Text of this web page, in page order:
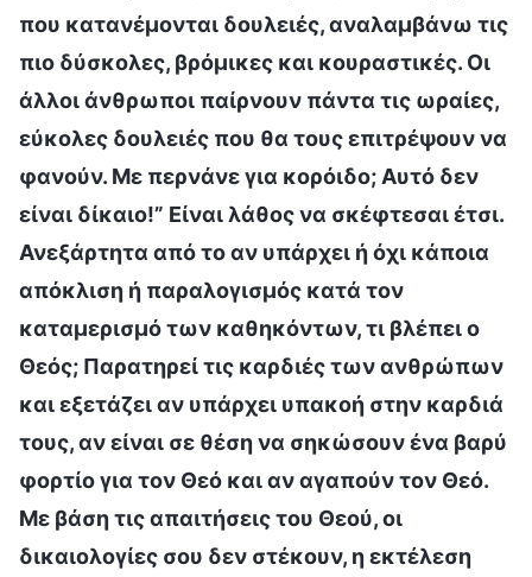
που κατανέμονται δουλειές, αναλαμβάνω τις
πιο δύσκολες, βρόμικες και κουραστικές. Οι
άλλοι άνθρωποι παίρνουν πάντα τις ωραίες,
εύκολες δουλειές που θα τους επιτρέψουν να
φανούν. Με περνάνε για κορόιδο; Αυτό δεν
είναι δίκαιο!” Είναι λάθος να σκέφτεσαι έτσι.
Ανεξάρτητα από το αν υπάρχει ή όχι κάποια
απόκλιση ή παραλογισμός κατά τον
καταμερισμό των καθηκόντων, τι βλέπει ο
Θεός; Παρατηρεί τις καρδιές των ανθρώπων
και εξετάζει αν υπάρχει υπακοή στην καρδιά
τους, αν είναι σε θέση να σηκώσουν ένα βαρύ
φορτίο για τον Θεό και αν αγαπούν τον Θεό.
Με βάση τις απαιτήσεις του Θεού, οι
δικαιολογίες σου δεν στέκουν, η εκτέλεση